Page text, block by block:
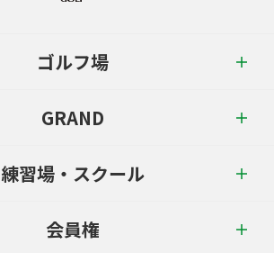
ゴルフ場
GRAND
練習場・スクール
会員権